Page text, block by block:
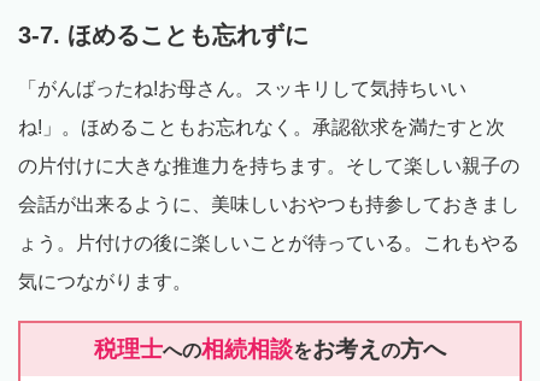
3-7. ほめることも忘れずに
「がんばったね!お母さん。スッキリして気持ちいい
ね!」。ほめることもお忘れなく。承認欲求を満たすと次
の片付けに大きな推進力を持ちます。そして楽しい親子の
会話が出来るように、美味しいおやつも持参しておきまし
ょう。片付けの後に楽しいことが待っている。これもやる
気につながります。
税理士への相続相談をお考え の方へ